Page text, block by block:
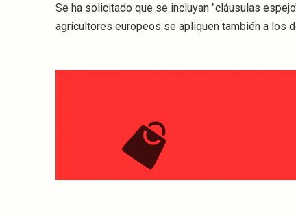
Se ha solicitado que se incluyan "cláusulas
agricultores europeos se apliquen también a los